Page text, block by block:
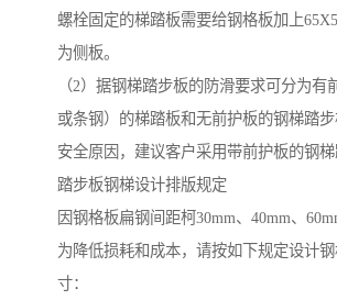
螺栓固定的梯踏板需要给钢格板加上
为侧板。
（2）据钢梯踏步板的防滑要求可分为有
或条钢）的梯踏板和无前护板的钢梯踏
安全原因，建议客户采用带前护板的钢
踏步板钢梯设计排版规定
因钢格板扁钢间距柯30mm、40mm、
为降低损耗和成本，请按如下规定设计
寸：